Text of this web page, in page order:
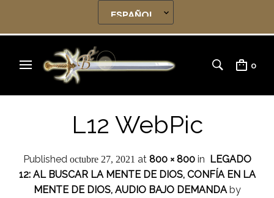
0
L12 WebPic
Published octubre 27, 2021 at 800 × 800in LEGADO
12: AL BUSCAR LA MENTE DE DIOS, CONFÍA EN LA
MENTE DE DIOS, AUDIO BAJO DEMANDAby